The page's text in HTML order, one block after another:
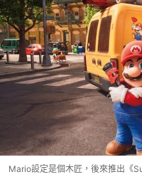
Mario設定是個木匠，後來推出《